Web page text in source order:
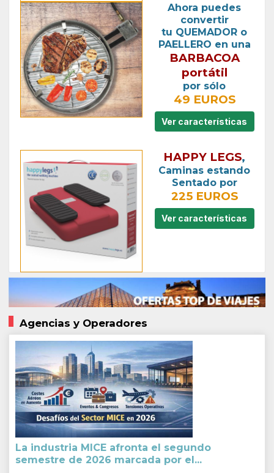
Ahora puedes
convertir
tu QUEMADOR o
PAELLERO en una
BARBACOA
portátil
por sólo
49 EUROS
Ver características
HAPPY LEGS,
Caminas estando
Sentado por
225 EUROS
Ver características
Agencias y Operadores
La industria MICE afronta el segundo
semestre de 2026 marcada por el...